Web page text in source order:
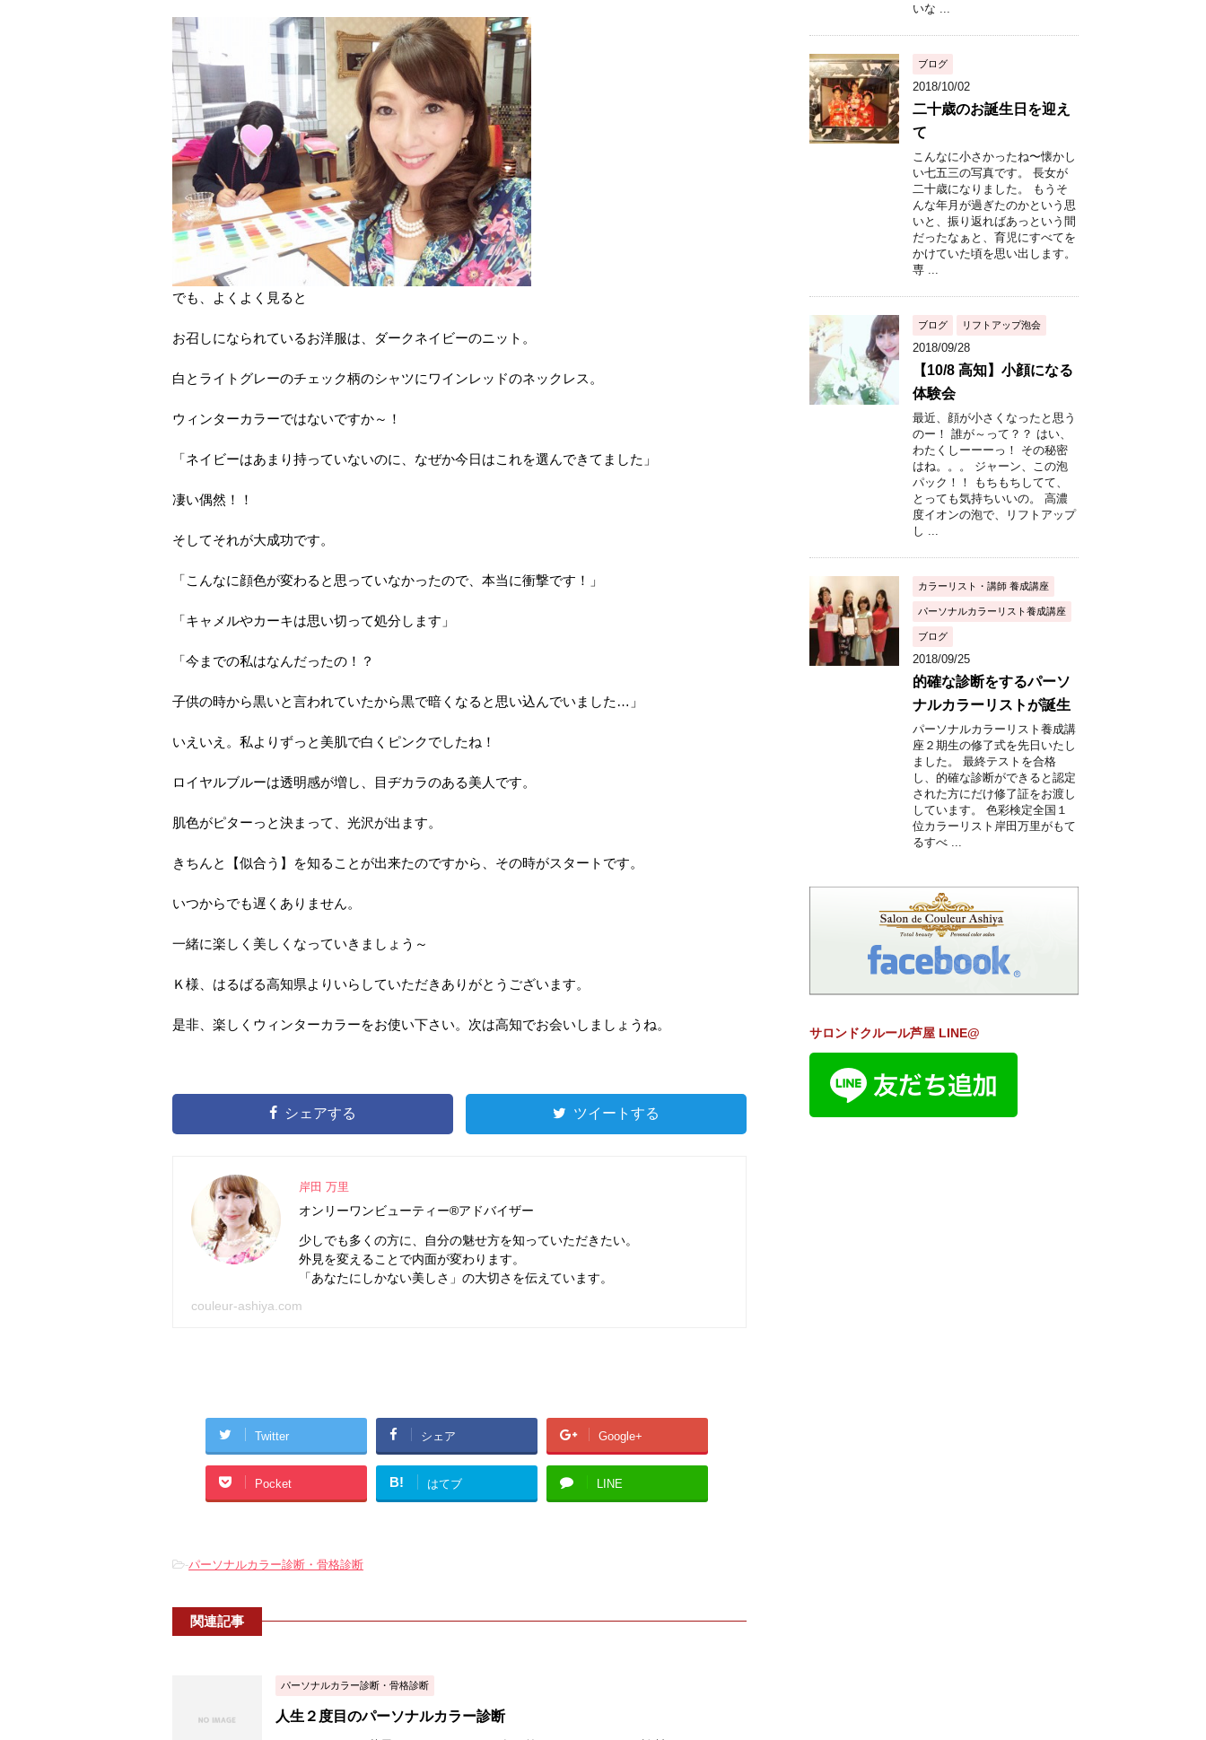
でも、よくよく見ると
お召しになられているお洋服は、ダークネイビーのニット。
白とライトグレーのチェック柄のシャツにワインレッドのネックレス。
ウィンターカラーではないですか～！
「ネイビーはあまり持っていないのに、なぜか今日はこれを選んできてました」
凄い偶然！！
そしてそれが大成功です。
「こんなに顔色が変わると思っていなかったので、本当に衝撃です！」
「キャメルやカーキは思い切って処分します」
「今までの私はなんだったの！？
子供の時から黒いと言われていたから黒で暗くなると思い込んでいました…」
いえいえ。私よりずっと美肌で白くピンクでしたね！
ロイヤルブルーは透明感が増し、目ヂカラのある美人です。
肌色がピターっと決まって、光沢が出ます。
きちんと【似合う】を知ることが出来たのですから、その時がスタートです。
いつからでも遅くありません。
一緒に楽しく美しくなっていきましょう～
Ｋ様、はるばる高知県よりいらしていただきありがとうございます。
是非、楽しくウィンターカラーをお使い下さい。次は高知でお会いしましょうね。
シェアする ツイートする
岸田 万里
オンリーワンビューティー®アドバイザー
少しでも多くの方に、自分の魅せ方を知っていただきたい。
外見を変えることで内面が変わります。
「あなたにしかない美しさ」の大切さを伝えています。
couleur-ashiya.com
Twitter シェア Google+
Pocket B! はてブ LINE
-パーソナルカラー診断・骨格診断
関連記事
パーソナルカラー診断・骨格診断
人生２度目のパーソナルカラー診断
いな ...
ブログ
2018/10/02
二十歳のお誕生日を迎え
て
こんなに小さかったね〜懐かし
い七五三の写真です。 長女が
二十歳になりました。 もうそ
んな年月が過ぎたのかという思
いと、振り返ればあっという間
だったなぁと、育児にすべてを
かけていた頃を思い出します。
専 ...
ブログ リフトアップ泡会
2018/09/28
【10/8 高知】小顔になる
体験会
最近、顔が小さくなったと思う
のー！ 誰が～って？？ はい、
わたくしーーーっ！ その秘密
はね。。。 ジャーン、この泡
パック！！ もちもちしてて、
とっても気持ちいいの。 高濃
度イオンの泡で、リフトアップ
し ...
カラーリスト・講師 養成講座
パーソナルカラーリスト養成講座
ブログ
2018/09/25
的確な診断をするパーソ
ナルカラーリストが誕生
パーソナルカラーリスト養成講
座２期生の修了式を先日いたし
ました。 最終テストを合格
し、的確な診断ができると認定
された方にだけ修了証をお渡し
しています。 色彩検定全国１
位カラーリスト岸田万里がもて
るすべ ...
サロンドクルール芦屋 LINE@